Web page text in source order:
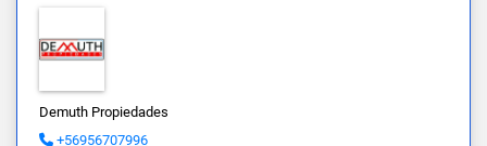
Demuth Propiedades
+56956707996